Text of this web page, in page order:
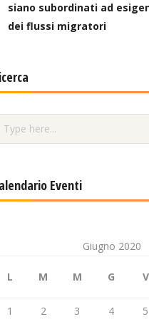
siano subordinati ad
dei flussi migratori
Eventi
Giugno 2020
L M M G V
1 2 3 4 5